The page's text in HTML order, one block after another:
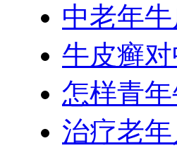
中老年
牛皮癣
怎样青
治疗老